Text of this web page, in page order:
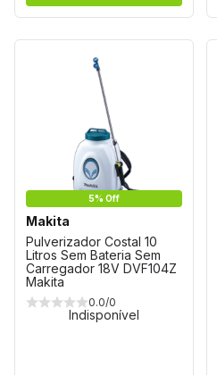
5% Off
Makita
Pulverizador Costal 10
Litros Sem Bateria Sem
Carregador 18V DVF104Z
Makita
0.0/0
Indisponível